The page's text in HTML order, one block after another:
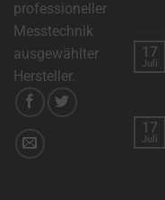
professioneller
Messtechnik
ausgewählter
Hersteller.
17
Juli
17
Juli